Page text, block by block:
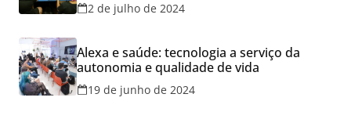
2 de julho de 2024
Alexa e saúde: tecnologia a serviço da
autonomia e qualidade de vida
19 de junho de 2024